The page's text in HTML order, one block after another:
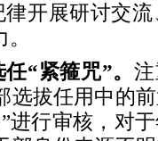
开展研讨交
“紧箍咒”。
选拔任用中的
进行审核，对